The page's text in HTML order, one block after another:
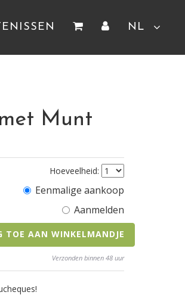
NL
Munt
Hoeveelheid:
Eenmalige aankoop
Aanmelden
TOE AAN WINKELMANDJE
Verzonden binnen 48 uur